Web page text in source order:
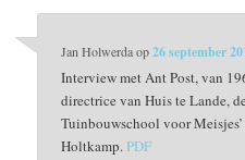
Jan Holwerdaop26 september
Interview met Ant Post, van
directrice van Huis te Lande,
Tuinbouwschool voor
Holtkamp.PDF